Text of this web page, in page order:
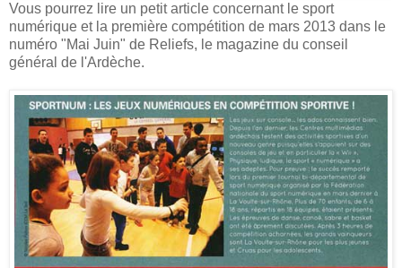
Vous pourrez lire un petit article concernant le sport
numérique et la première compétition de mars 2013 dans le
numéro "Mai Juin" de Reliefs, le magazine du conseil
général de l'Ardèche.